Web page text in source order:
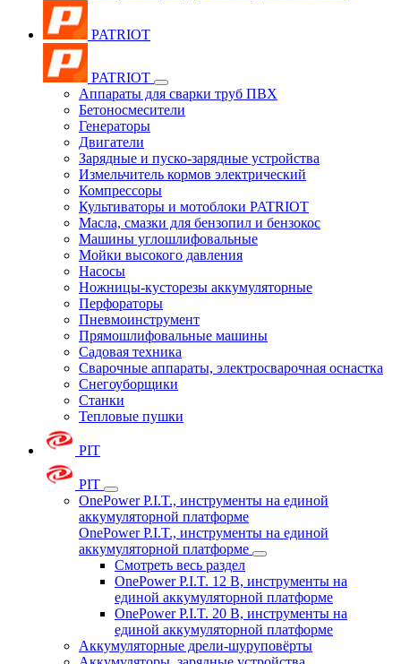
PATRIOT
PATRIOT
Аппараты для сварки труб ПВХ
Бетоносмесители
Генераторы
Двигатели
Зарядные и пуско-зарядные устройства
Измельчитель кормов электрический
Компрессоры
Культиваторы и мотоблоки PATRIOT
Масла, смазки для бензопил и бензокос
Машины углошлифовальные
Мойки высокого давления
Насосы
Ножницы-кусторезы аккумуляторные
Перфораторы
Пневмоинструмент
Прямошлифовальные машины
Садовая техника
Сварочные аппараты, электросварочная оснастка
Снегоуборщики
Станки
Тепловые пушки
PIT
PIT
OnePower P.I.T., инструменты на единой
аккумуляторной платформе
OnePower P.I.T., инструменты на единой
аккумуляторной платформе
Смотреть весь раздел
OnePower P.I.T. 12 В, инструменты на
единой аккумуляторной платформе
OnePower P.I.T. 20 В, инструменты на
единой аккумуляторной платформе
Аккумуляторные дрели-шуруповёрты